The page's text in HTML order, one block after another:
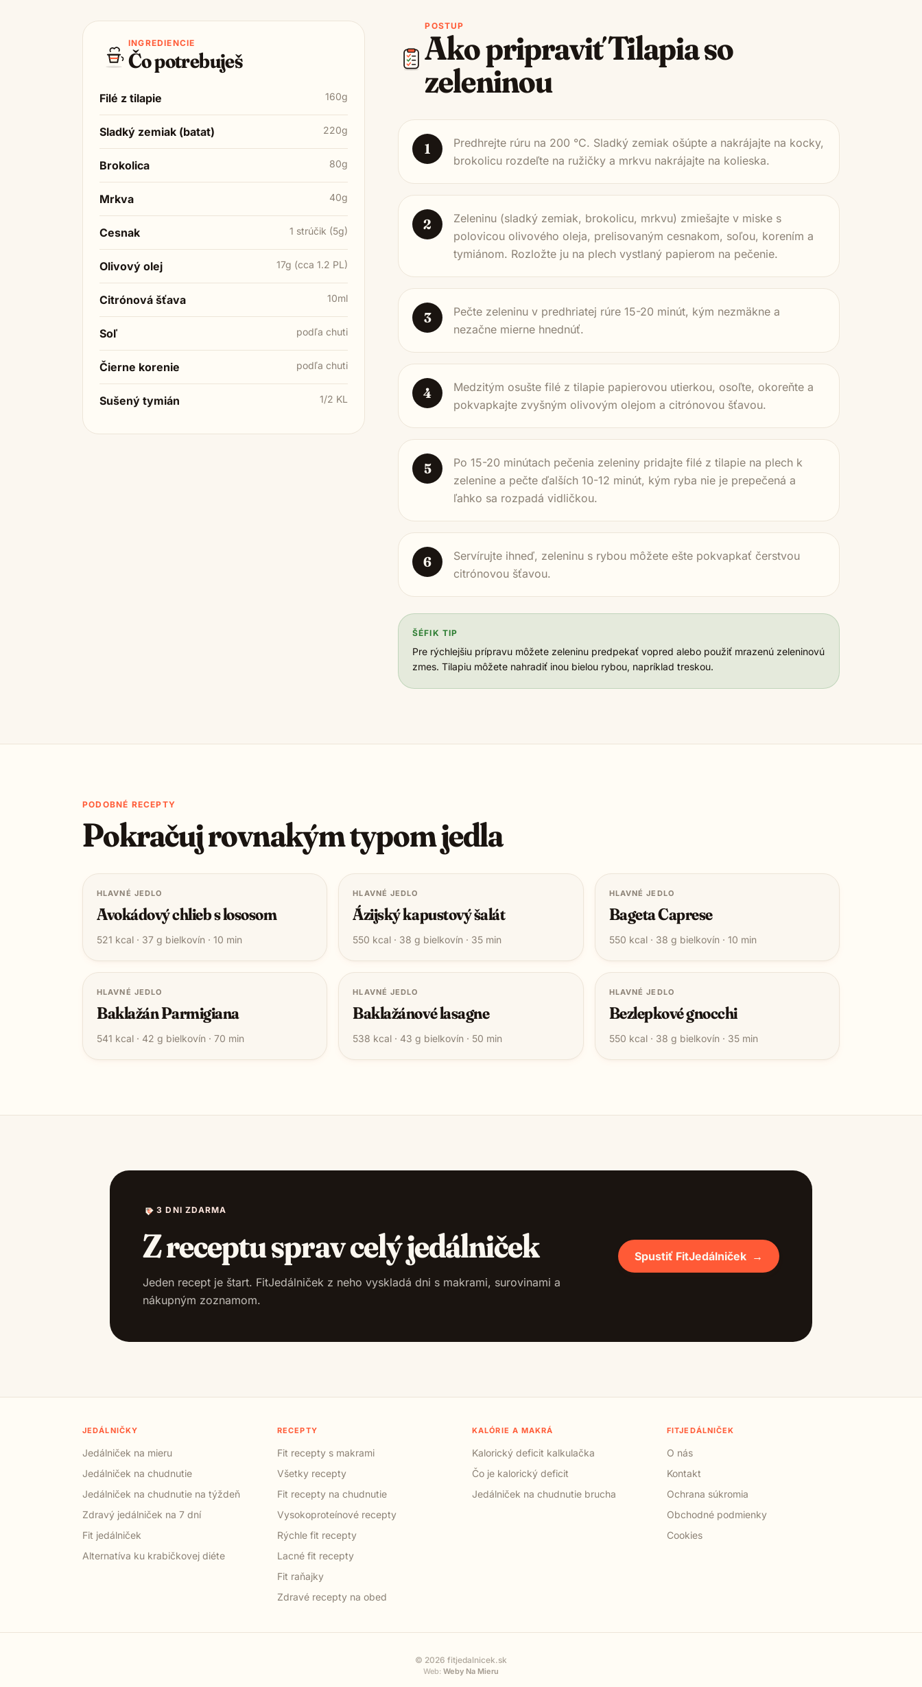
INGREDIENCIE
Čo potrebuješ
Filé z tilapie 160g
Sladký zemiak (batat) 220g
Brokolica 80g
Mrkva 40g
Cesnak 1 strúčik (5g)
Olivový olej 17g (cca 1.2 PL)
Citrónová šťava 10ml
Soľ podľa chuti
Čierne korenie podľa chuti
Sušený tymián 1/2 KL
POSTUP
Ako pripraviťTilapia so
zeleninou
1
Predhrejte rúru na 200 °C. Sladký zemiak ošúpte a nakrájajte na kocky,
brokolicu rozdeľte na ružičky a mrkvu nakrájajte na kolieska.
2
Zeleninu (sladký zemiak, brokolicu, mrkvu) zmiešajte v miske s
polovicou olivového oleja, prelisovaným cesnakom, soľou, korením a
tymiánom. Rozložte ju na plech vystlaný papierom na pečenie.
3
Pečte zeleninu v predhriatej rúre 15-20 minút, kým nezmäkne a
nezačne mierne hnednúť.
4
Medzitým osušte filé z tilapie papierovou utierkou, osoľte, okoreňte a
pokvapkajte zvyšným olivovým olejom a citrónovou šťavou.
5
Po 15-20 minútach pečenia zeleniny pridajte filé z tilapie na plech k
zelenine a pečte ďalších 10-12 minút, kým ryba nie je prepečená a
ľahko sa rozpadá vidličkou.
6
Servírujte ihneď, zeleninu s rybou môžete ešte pokvapkať čerstvou
citrónovou šťavou.
ŠÉFIK TIP
Pre rýchlejšiu prípravu môžete zeleninu predpekať vopred alebo použiť mrazenú zeleninovú
zmes. Tilapiu môžete nahradiť inou bielou rybou, napríklad treskou.
PODOBNÉ RECEPTY
Pokračuj rovnakým typom jedla
HLAVNÉ JEDLO
Avokádový chlieb s lososom
521 kcal · 37 g bielkovín · 10 min
HLAVNÉ JEDLO
Ázijský kapustový šalát
550 kcal · 38 g bielkovín · 35 min
HLAVNÉ JEDLO
Bageta Caprese
550 kcal · 38 g bielkovín · 10 min
HLAVNÉ JEDLO
Baklažán Parmigiana
541 kcal · 42 g bielkovín · 70 min
HLAVNÉ JEDLO
Baklažánové lasagne
538 kcal · 43 g bielkovín · 50 min
HLAVNÉ JEDLO
Bezlepkové gnocchi
550 kcal · 38 g bielkovín · 35min
3 DNI ZDARMA
Z receptu sprav celý jedálniček
Jeden recept je štart. FitJedálniček z neho vyskladá dni s makrami, surovinami a
nákupným zoznamom.
Spustiť FitJedálniček →
JEDÁLNIČKY
Jedálniček na mieru
Jedálniček na chudnutie
Jedálniček na chudnutie na týždeň
Zdravý jedálniček na 7 dní
Fit jedálniček
Alternatíva ku krabičkovej diéte
RECEPTY
Fit recepty s makrami
Všetky recepty
Fit recepty na chudnutie
Vysokoproteínové recepty
Rýchle fit recepty
Lacné fit recepty
Fit raňajky
Zdravé recepty na obed
KALÓRIE A MAKRÁ
Kalorický deficit kalkulačka
Čo je kalorický deficit
Jedálniček na chudnutie brucha
FITJEDÁLNIČEK
O nás
Kontakt
Ochrana súkromia
Obchodné podmienky
Cookies
© 2026 fitjedalnicek.sk
Web: Weby Na Mieru